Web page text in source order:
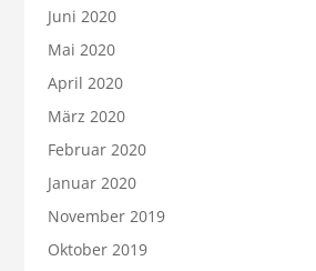
Juni 2020
Mai 2020
April 2020
März 2020
Februar 2020
Januar 2020
November 2019
Oktober 2019